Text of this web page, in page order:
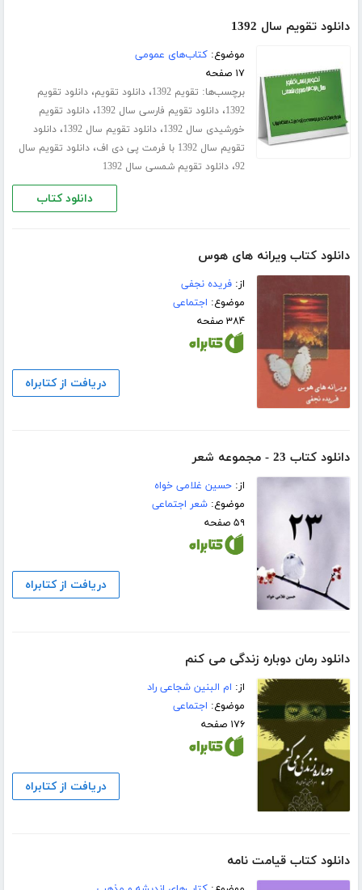
دانلود تقویم سال 1392
موضوع:کتاب‌های عمومی
۱۷ صفحه
برچسب‌ها: تقویم 1392 ،دانلود تقویم،دانلود تقویم
1392،دانلود تقویم فارسی سال 1392 ،دانلود تقویم
خورشیدی سال 1392
،دانلود تقویم سال 1392 ،دانلود
تقویم سال 1392 با فرمت پی دی اف
،دانلود تقویم سال
92،دانلود تقویم شمسی سال 1392
دانلود کتاب
دانلود کتاب ویرانه های هوس
از:فریده نجفی
موضوع: اجتماعی
۳۸۴ صفحه
دریافت از کتابراه
دانلود کتاب 23 - مجموعه شعر
از:حسین غلامی خواه
موضوع:شعر اجتماعی
۵۹ صفحه
دریافت از کتابراه
دانلود رمان دوباره زندگی می کنم
از: ام البنین شجاعی راد
موضوع: اجتماعی
۱۷۶ صفحه
دریافت از کتابراه
دانلود کتاب قیامت نامه